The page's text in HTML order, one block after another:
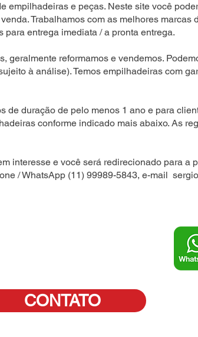
empilhadeiras e peças. Neste site você
Trabalhamos com as melhores marcas
entrega imediata / a pronta entrega.
geralmente reformamos e vendemos.
à análise). Temos empilhadeiras com
de duração de pelo menos 1 ano e para
conforme indicado mais abaixo. As
interesse e você será redirecionado para a
/ WhatsApp (11) 99989-5843, e-mail
CONTATO